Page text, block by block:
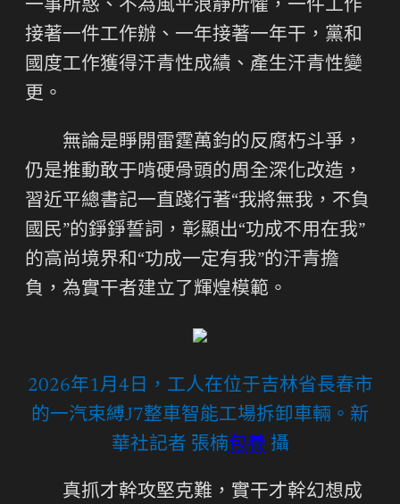
一事所惑、不為風平浪靜所懼，一件工作
接著一件工作辦、一年接著一年干，黨和
國度工作獲得汗青性成績、產生汗青性變
更。
無論是睜開雷霆萬鈞的反腐朽斗爭，
仍是推動敢于啃硬骨頭的周全深化改造，
習近平總書記一直踐行著“我將無我，不負
國民”的錚錚誓詞，彰顯出“功成不用在我”
的高尚境界和“功成一定有我”的汗青擔
負，為實干者建立了輝煌模範。
2026年1月4日，工人在位于吉林省長春市
的一汽束縛J7整車智能工場拆卸車輛。新
華社記者 張楠包養 攝
真抓才幹攻堅克難，實干才幹幻想成